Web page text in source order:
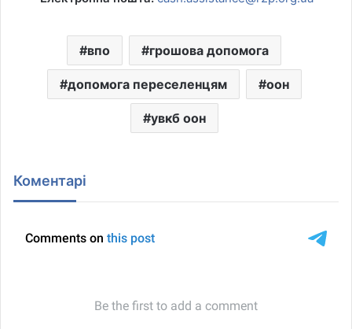
впо грошова допомога
допомога переселенцям оон
увкб оон
Коментарі